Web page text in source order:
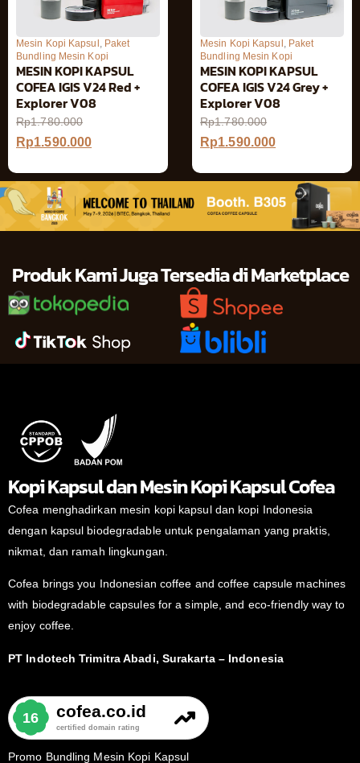
Mesin Kopi Kapsul , Paket
Bundling Mesin Kopi
MESIN KOPI KAPSUL
COFEA IGIS V24 Red +
Explorer V08
Rp1.780.000
Rp1.590.000
Mesin Kopi Kapsul , Paket
Bundling Mesin Kopi
MESIN KOPI KAPSUL
COFEA IGIS V24 Grey +
Explorer V08
Rp1.780.000
Rp1.590.000
Produk Kami Juga Tersedia di Marketplace
Kopi Kapsul dan Mesin Kopi Kapsul Cofea
Cofea menghadirkan mesin kopi kapsul dan kopi Indonesia
dengan kapsul biodegradable untuk pengalaman yang praktis,
nikmat, dan ramah lingkungan.
Cofea brings you Indonesian coffee and coffee capsule machines
with biodegradable capsules for a simple, and eco-friendly way to
enjoy coffee.
PT Indotech Trimitra Abadi, Surakarta – Indonesia
Promo Bundling Mesin Kopi Kapsul